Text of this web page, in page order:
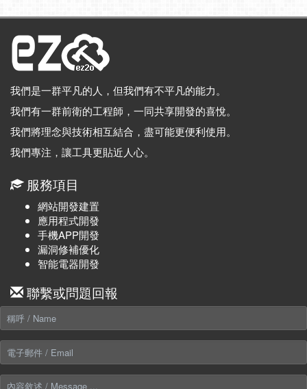
我們是一群平凡的人，但我們有不平凡的能力。
我們有一群前衛的工程師，一同共享開發的喜悅。
我們將理念與技術相互結合，盡可能更便利使用。
我們專注，讓工具更貼近人心。
服務項目
網站開發建置
應用程式開發
手機APP開發
漏洞修補優化
智能電器開發
聯繫或問題回報